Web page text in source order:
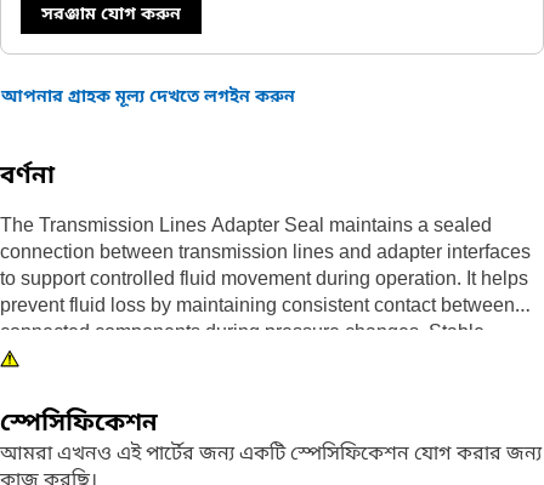
সরঞ্জাম যোগ করুন
আপনার গ্রাহক মূল্য দেখতে লগইন করুন
বর্ণনা
The Transmission Lines Adapter Seal maintains a sealed
connection between transmission lines and adapter interfaces
to support controlled fluid movement during operation. It helps
prevent fluid loss by maintaining consistent contact between
connected components during pressure changes. Stable
sealing supports smooth transmission performance by reducing
Attributes:
• Ensures leak-proof sealing between transmission line
স্পেসিফিকেশন
আমরা এখনও এই পার্টের জন্য একটি স্পেসিফিকেশন যোগ করার জন্য